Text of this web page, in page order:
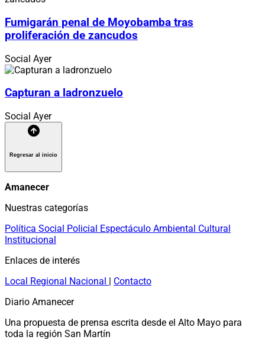
Fumigarán penal de Moyobamba tras
proliferación de zancudos
Social Ayer
Capturan a ladronzuelo
Social Ayer
Regresar al inicio
Amanecer
Nuestras categorías
Política Social Policial Espectáculo Ambiental Cultural
Institucional
Enlaces de interés
Local Regional Nacional | Contacto
Diario Amanecer
Una propuesta de prensa escrita desde el Alto Mayo para
toda la región San Martín